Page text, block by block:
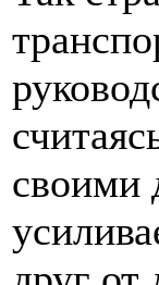
своими